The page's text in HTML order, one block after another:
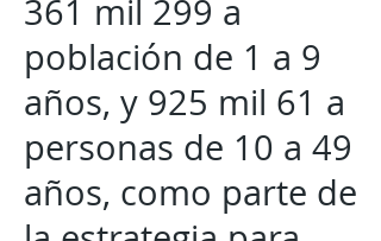
361 mil 299 a
población de 1 a 9
años, y 925 mil 61 a
personas de 10 a 49
años, como parte de